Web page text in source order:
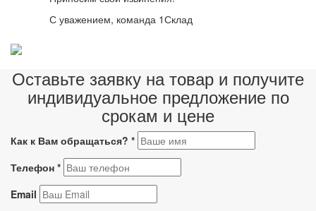
С уважением, команда 1Склад
Оставьте заявку на товар и получите
индивидуальное предложение по
срокам и цене
Как к Вам обращаться? *
Телефон *
Email